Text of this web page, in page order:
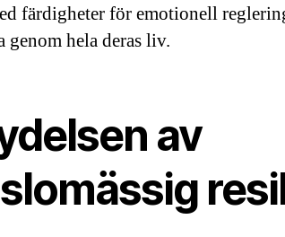
färdigheter för emotionell
genom hela deras liv.
av